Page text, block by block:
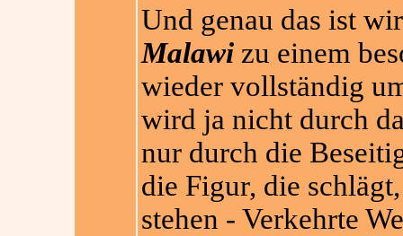
Und genau das ist
Malawizu einem
wieder vollständig
wird ja nicht durch
nur durch die
die Figur, die
stehen - Verkehrte